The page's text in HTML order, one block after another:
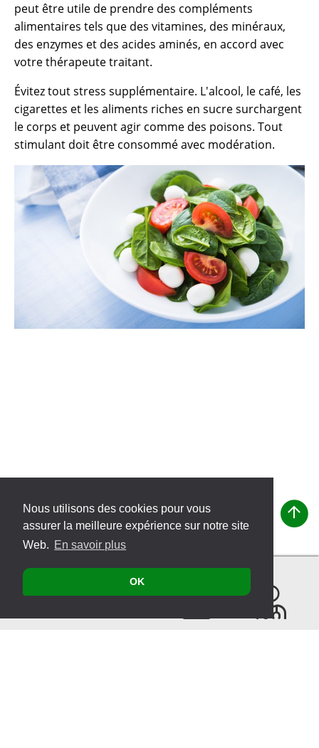
Nous utilisons des cookies pour vous
assurer la meilleure expérience sur notre site
Web. En savoir plus
OK
peut être utile de prendre des compléments
alimentaires tels que des vitamines, des minéraux,
des enzymes et des acides aminés, en accord avec
votre thérapeute traitant.
Évitez tout stress supplémentaire. L'alcool, le café, les
cigarettes et les aliments riches en sucre surchargent
le corps et peuvent agir comme des poisons. Tout
stimulant doit être consommé avec modération.